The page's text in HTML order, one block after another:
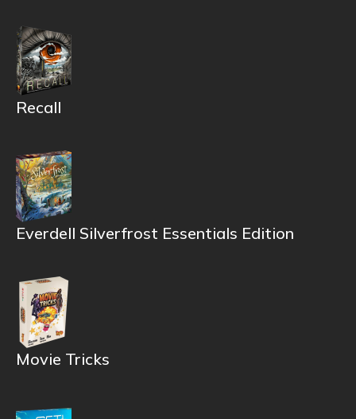
Recall
Everdell Silverfrost Essentials Edition
Movie Tricks